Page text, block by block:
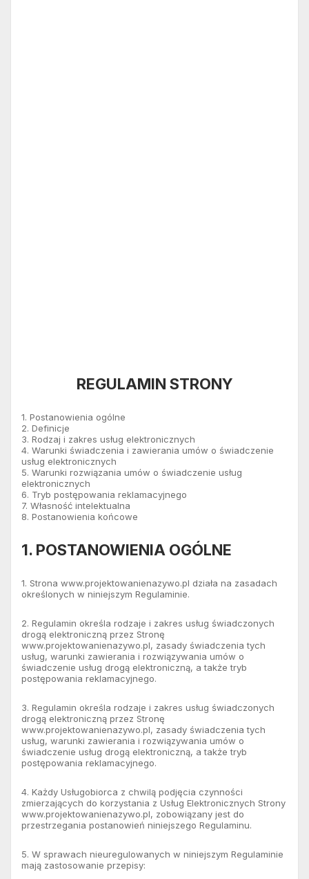
REGULAMIN STRONY
1. Postanowienia ogólne
2. Definicje
3. Rodzaj i zakres usług elektronicznych
4. Warunki świadczenia i zawierania umów o świadczenie
usług elektronicznych
5. Warunki rozwiązania umów o świadczenie usług
elektronicznych
6. Tryb postępowania reklamacyjnego
7. Własność intelektualna
8. Postanowienia końcowe
1. POSTANOWIENIA OGÓLNE
1. Strona www.projektowanienazywo.pl działa na zasadach
określonych w niniejszym Regulaminie.
2. Regulamin określa rodzaje i zakres usług świadczonych
drogą elektroniczną przez Stronę
www.projektowanienazywo.pl, zasady świadczenia tych
usług, warunki zawierania i rozwiązywania umów o
świadczenie usług drogą elektroniczną, a także tryb
postępowania reklamacyjnego.
3. Regulamin określa rodzaje i zakres usług świadczonych
drogą elektroniczną przez Stronę
www.projektowanienazywo.pl, zasady świadczenia tych
usług, warunki zawierania i rozwiązywania umów o
świadczenie usług drogą elektroniczną, a także tryb
postępowania reklamacyjnego.
4. Każdy Usługobiorca z chwilą podjęcia czynności
zmierzających do korzystania z Usług Elektronicznych Strony
www.projektowanienazywo.pl, zobowiązany jest do
przestrzegania postanowień niniejszego Regulaminu.
5. W sprawach nieuregulowanych w niniejszym Regulaminie
mają zastosowanie przepisy: